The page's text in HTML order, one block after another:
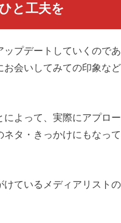
と工夫を
プデートしていくので
会いしてみての印象な
よって、実際にアプロ
ネタ・きっかけにもなっ
けているメディアリスト